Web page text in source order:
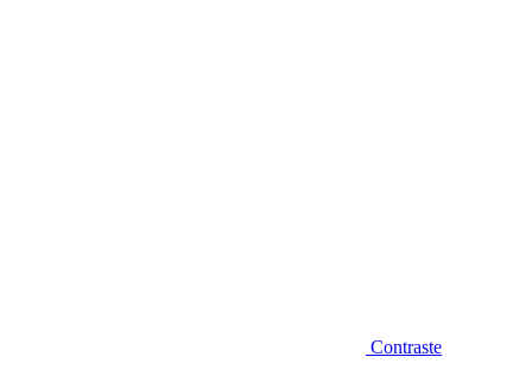
Contraste